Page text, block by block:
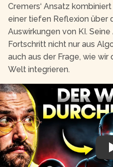
Cremers‘ Ansatz
einer tiefen Reflexion über
Auswirkungen von KI.
Fortschritt nicht nur aus
auch aus der Frage, wie
Welt integrieren.
Play